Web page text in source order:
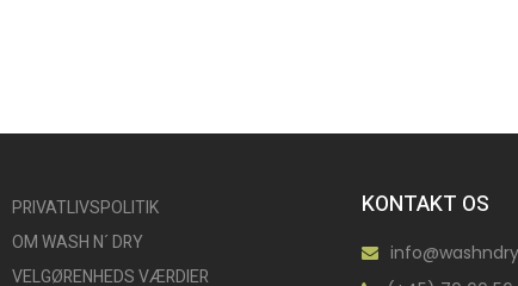
PRIVATLIVSPOLITIK
OM WASH N´ DRY
VELGØRENHEDS VÆRDIER
KONTAKT OS